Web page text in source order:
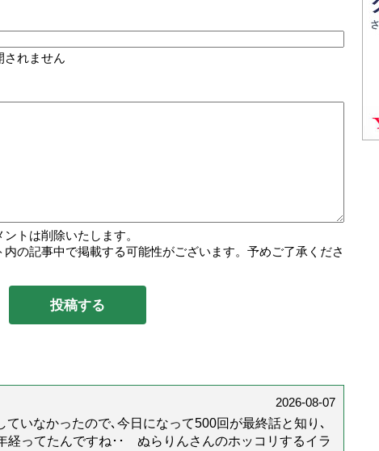
されません
トは削除いたします。
の記事中で掲載する可能性がございます。予めご了承くださ
2026-08-07
ていなかったので､今日になって500回が最終話と知り､
ってたんですね･･ ぬらりんさんのホッコリするイラ